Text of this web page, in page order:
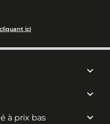
ici


à prix bas 